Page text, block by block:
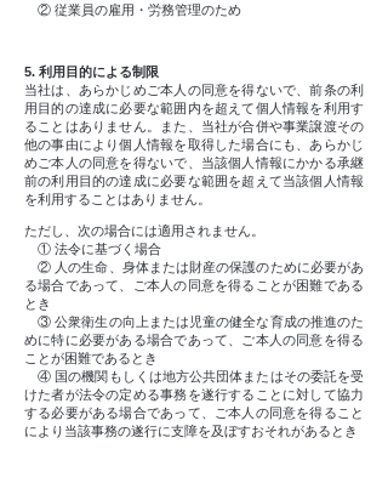
② 従業員の雇用・労務管理のため
5. 利用目的による制限
当社は、あらかじめご本人の同意を得ないで、前条の利
用目的の達成に必要な範囲内を超えて個人情報を利用す
ることはありません。また、当社が合併や事業譲渡その
他の事由により個人情報を取得した場合にも、あらかじ
めご本人の同意を得ないで、当該個人情報にかかる承継
前の利用目的の達成に必要な範囲を超えて当該個人情報
を利用することはありません。
ただし、次の場合には適用されません。
① 法令に基づく場合
② 人の生命、身体または財産の保護のために必要があ
る場合であって、ご本人の同意を得ることが困難である
とき
③ 公衆衛生の向上または児童の健全な育成の推進のた
めに特に必要がある場合であって、ご本人の同意を得る
ことが困難であるとき
④ 国の機関もしくは地方公共団体またはその委託を受
けた者が法令の定める事務を遂行することに対して協力
する必要がある場合であって、ご本人の同意を得ること
により当該事務の遂行に支障を及ぼすおそれがあるとき